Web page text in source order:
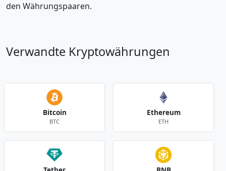
den Währungspaaren.
Verwandte Kryptowährungen
Bitcoin
BTC
Ethereum
ETH